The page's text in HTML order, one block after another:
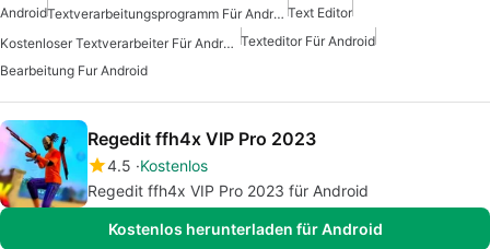
Android Textverarbeitungsprogramm Für Android Text Editor
Kostenloser Textverarbeiter Für Android Texteditor Für Android
Bearbeitung Fur Android
Regedit ffh4x VIP Pro 2023
4.5 Kostenlos
Regedit ffh4x VIP Pro 2023 für Android
Kostenlos herunterladen für Android